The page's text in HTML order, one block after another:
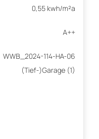
0,55 kwh/m²a
A++
WWB_2024-114-HA-06
(Tief-)Garage (1)